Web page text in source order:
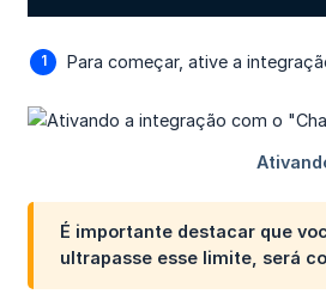
Para começar, ative a
É importante destacar que
ultrapasse esse limite, será